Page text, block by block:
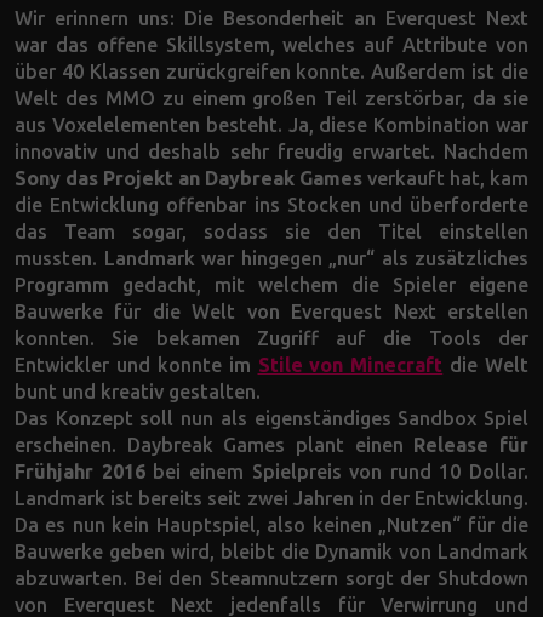
Wir erinnern uns: Die Besonderheit an Everquest Next
war das offene Skillsystem, welches auf Attribute von
über 40 Klassen zurückgreifen konnte. Außerdem ist die
Welt des MMO zu einem großen Teil zerstörbar, da sie
aus Voxelelementen besteht. Ja, diese Kombination war
innovativ und deshalb sehr freudig erwartet. Nachdem
Sony das Projekt an Daybreak Games verkauft hat, kam
die Entwicklung offenbar ins Stocken und überforderte
das Team sogar, sodass sie den Titel einstellen
mussten. Landmark war hingegen „nur“ als zusätzliches
Programm gedacht, mit welchem die Spieler eigene
Bauwerke für die Welt von Everquest Next erstellen
konnten. Sie bekamen Zugriff auf die Tools der
Entwickler und konnte im Stile von Minecraft die Welt
bunt und kreativ gestalten.
Das Konzept soll nun als eigenständiges Sandbox Spiel
erscheinen. Daybreak Games plant einen Release für
Frühjahr 2016bei einem Spielpreis von rund 10 Dollar.
Landmark ist bereits seit zwei Jahren in der Entwicklung.
Da es nun kein Hauptspiel, also keinen „Nutzen“ für die
Bauwerke geben wird, bleibt die Dynamik von Landmark
abzuwarten. Bei den Steamnutzern sorgt der Shutdown
von Everquest Next jedenfalls für Verwirrung und